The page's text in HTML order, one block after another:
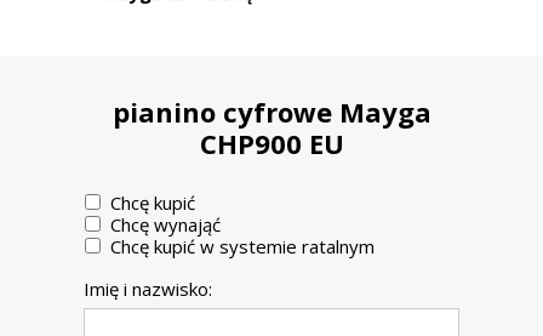
pianino cyfrowe Mayga
CHP900 EU
Chcę kupić
Chcę wynająć
Chcę kupić w systemie ratalnym
Imię i nazwisko: